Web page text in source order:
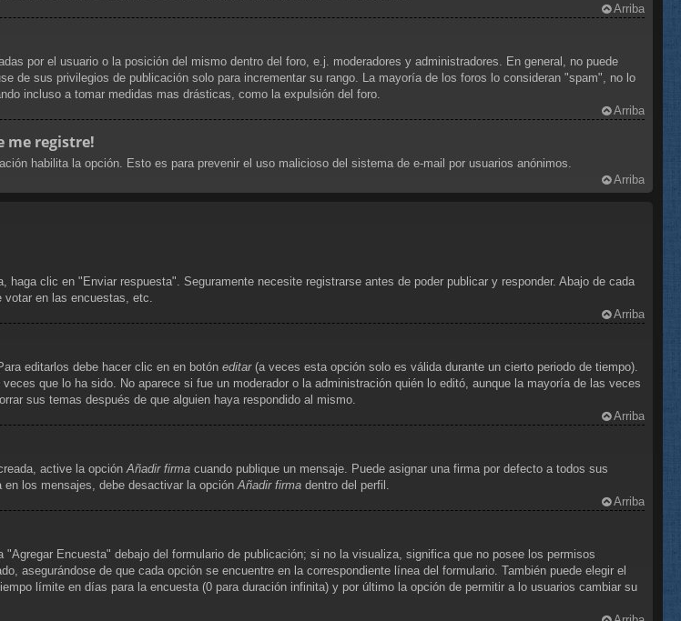
Arriba
por el usuario o la posición del mismo dentro del foro, e.j. moderadores y administradores. En general, no puede
de sus privilegios de publicación solo para incrementar su rango. La mayoría de los foros lo consideran "spam", no lo
incluso a tomar medidas mas drásticas, como la expulsión del foro.
Arriba
me registre!
habilita la opción. Esto es para prevenir el uso malicioso del sistema de e-mail por usuarios anónimos.
Arriba
clic en "Enviar respuesta". Seguramente necesite registrarse antes de poder publicar y responder. Abajo de cada
votar en las encuestas, etc.
Arriba
editarlos debe hacer clic en en botón editar(a veces esta opción solo es válida durante un cierto periodo de tiempo).
que lo ha sido. No aparece si fue un moderador o la administración quién lo editó, aunque la mayoría de las veces
sus temas después de que alguien haya respondido al mismo.
Arriba
active la opciónAñadir firma cuando publique un mensaje. Puede asignar una firma por defecto a todos sus
en los mensajes, debe desactivar la opciónAñadir firma dentro del perfil.
Arriba
Encuesta" debajo del formulario de publicación; si no la visualiza, significa que no posee los permisos
asegurándose de que cada opción se encuentre en la correspondiente línea del formulario. También puede elegir el
límite en días para la encuesta (0 para duración infinita) y por último la opción de permitir a lo usuarios cambiar su